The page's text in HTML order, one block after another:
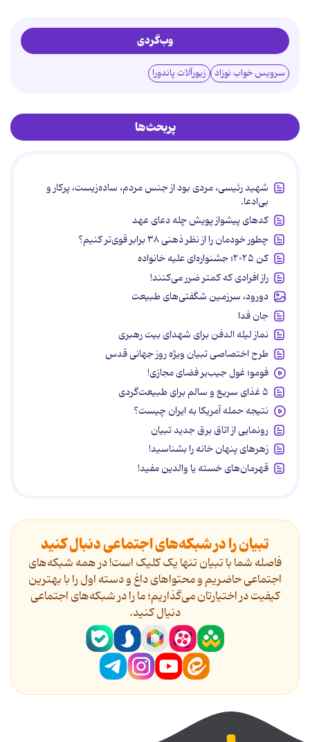
وب‌گردی
سرویس خواب نوزاد زیورآلات پاندورا
پربحث‌ها
شهید رئیسی، مردی بود از جنس مردم، ساده‌زیست، پرکار و
بی‌ادعا.
کدهای پیشواز پویش چله دعای عهد
چطور خودمان را از نظر ذهنی ۳۸ برابر قوی‌تر کنیم؟
کن ۲۰۲۵؛ جشنواره‌ای علیه خانواده
راز افرادی که کمتر ضرر می‌کنند!
دورود، سرزمین شگفتی‌های طبیعت
جان فدا
نماز لیله الدفن برای شهدای بیت رهبری
طرح اختصاصی تبیان ویژه روز جهانی قدس
فومو؛ غول جیب‌بر فضای مجازی!
۵ غذای سریع و سالم برای طبیعت‌گردی
نتیجه حمله آمریکا به ایران چیست؟
رونمایی از اتاق برق جدید تبیان
زهرهای پنهان خانه را بشناسید!
قهرمان‌های خسته یا والدین مفید!
تبیان را در شبکه‌های اجتماعی دنبال کنید
فاصله شما با تبیان تنها یک کلیک است! در همه شبکه‌های
اجتماعی حاضریم و محتواهای داغ و دسته اول را با بهترین
کیفیت در اختیارتان می‌گذاریم؛ ما را در شبکه‌های اجتماعی
دنیال کنید.